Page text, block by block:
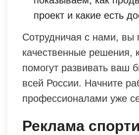
проект и какие есть
Сотрудничая с нами, вы
качественные решения,
помогут развивать ваш
всей России. Начните
профессионалами уже
Реклама